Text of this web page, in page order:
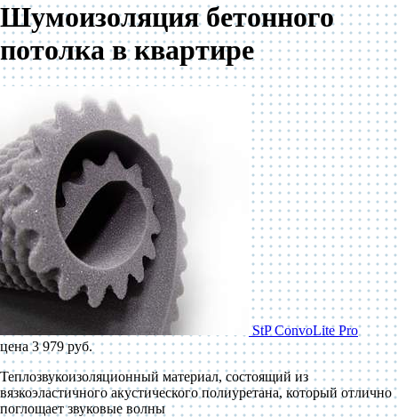
Шумоизоляция бетонного
потолка в квартире
StP ConvoLite Pro
цена 3 979 руб.
Теплозвукоизоляционный материал, состоящий из
вязкоэластичного акустического полиуретана, который отлично
поглощает звуковые волны